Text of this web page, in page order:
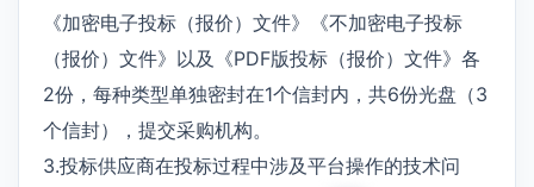
《加密电子投标（报价）文件》《不加密电子投标
（报价）文件》以及《PDF版投标（报价）文件》各
2份，每种类型单独密封在1个信封内，共6份光盘（3
个信封），提交采购机构。
3.投标供应商在投标过程中涉及平台操作的技术问